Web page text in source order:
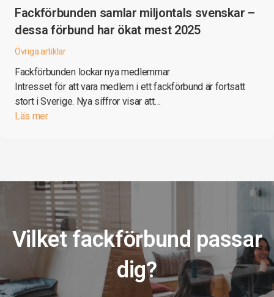
Fackförbunden samlar miljontals svenskar –
dessa förbund har ökat mest 2025
Övriga artiklar
Fackförbunden lockar nya medlemmar
Intresset för att vara medlem i ett fackförbund är fortsatt
stort i Sverige. Nya siffror visar att…
Läs mer
Vilket fackförbund passar
dig?